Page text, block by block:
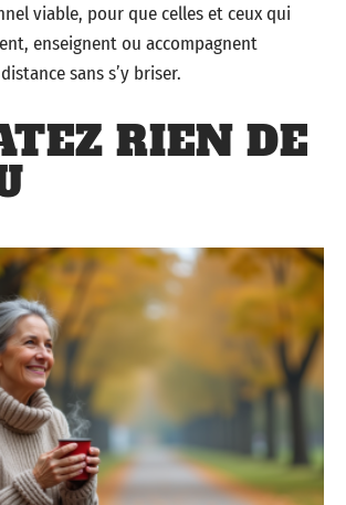
viable, pour que celles et ceux qui
enseignent ou accompagnent
sans s’y briser.
RIEN DE